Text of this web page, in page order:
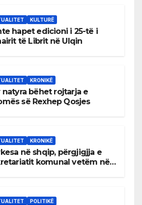
KULTURË
hapet edicioni i 25-të i
të Librit në Ulqin
KRONIKË
natyra bëhet rojtarja e
së Rexhep Qosjes
KRONIKË
në shqip, përgjigjja e
komunal vetëm në
POLITIKË